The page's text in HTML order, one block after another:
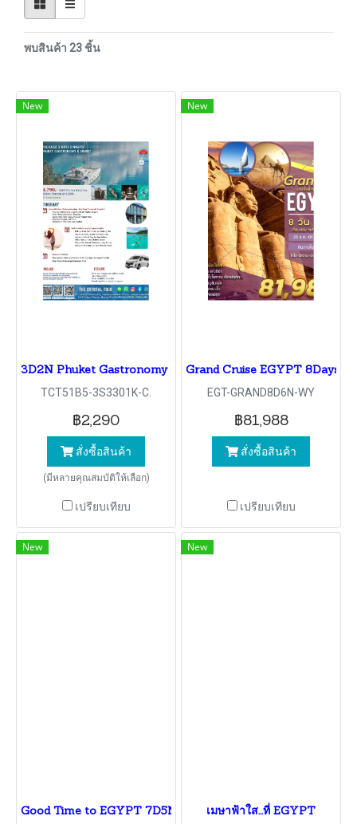
พบสินค้า 23 ชิ้น
New
3D2N Phuket Gastronomy & Sunset
TCT51B5-3S3301K-C.
฿2,290
สั่งซื้อสินค้า
(มีหลายคุณสมบัติให้เลือก)
เปรียบเทียบ
New
Grand Cruise EGYPT 8Days 6
EGT-GRAND8D6N-WY
฿81,988
สั่งซื้อสินค้า
เปรียบเทียบ
New
Good Time to EGYPT 7D5N
New
เมษาฟ้าใส...ที่ EGYPT